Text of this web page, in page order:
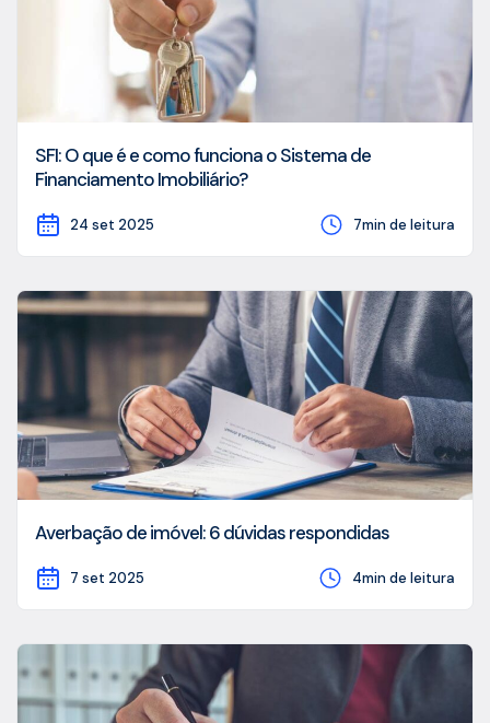
SFI: O que é e como funciona o Sistema de
Financiamento Imobiliário?
24 set 2025 7min de leitura
Averbação de imóvel: 6 dúvidas respondidas
7 set 2025 4min de leitura